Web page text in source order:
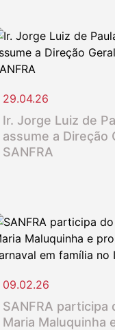
29.04.26
Ir. Jorge Luiz de
assume a Direção
SANFRA
09.02.26
SANFRA participa
Maria Maluquinha